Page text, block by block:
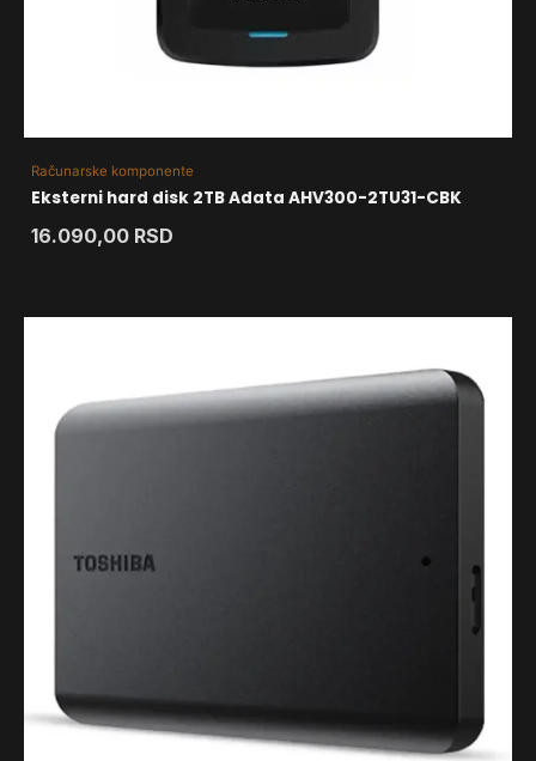
Računarske komponente
Eksterni hard disk 2TB Adata AHV300-2TU31-CBK
16.090,00 RSD